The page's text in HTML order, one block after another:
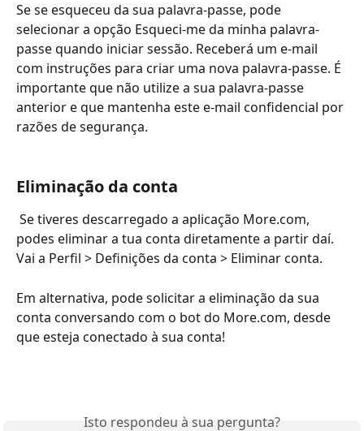
Se se esqueceu da sua palavra-passe, pode
selecionar a opção Esqueci-me da minha palavra-
passe quando iniciar sessão. Receberá um e-mail
com instruções para criar uma nova palavra-passe. É
importante que não utilize a sua palavra-passe
anterior e que mantenha este e-mail confidencial por
razões de segurança.
Eliminação da conta
podes eliminar a tua conta diretamente a partir daí.
Vai a Perfil > Definições da conta > Eliminar conta.
Em alternativa, pode solicitar a eliminação da sua
conta conversando com o bot do More.com, desde
que esteja conectado à sua conta!
Isto respondeu à sua pergunta?